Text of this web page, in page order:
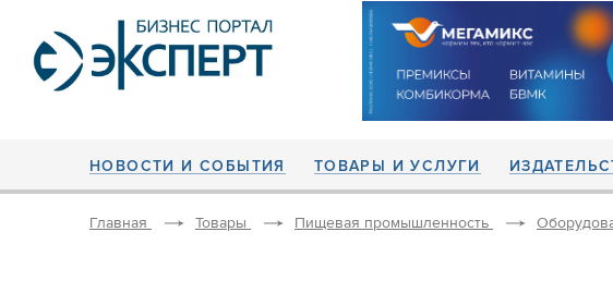
НОВОСТИ И СОБЫТИЯ ТОВАРЫ И УСЛУГИ
Главная Товары Пищевая промышленность